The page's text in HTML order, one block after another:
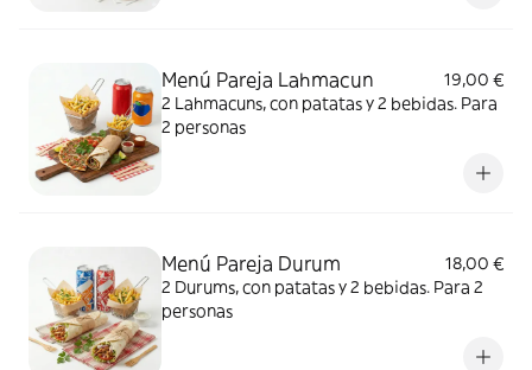
Menú Pareja Lahmacun
19,00 €
2 Lahmacuns, con patatas y 2 bebidas. Para
2 personas
Menú Pareja Durum
18,00 €
2 Durums, con patatas y 2 bebidas. Para 2
personas